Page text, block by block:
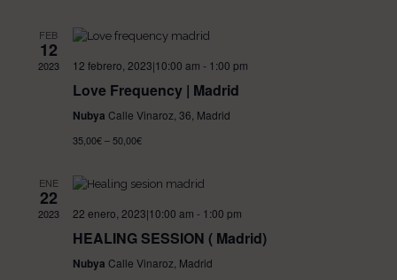
FEB
12
2023 12 febrero, 2023|10:00 am - 1:00 pm
Love Frequency | Madrid
Nubya Calle Vinaroz, 36, Madrid
35,00€ – 50,00€
ENE
22
2023 22 enero, 2023|10:00 am - 1:00 pm
HEALING SESSION ( Madrid)
Nubya Calle Vinaroz, Madrid